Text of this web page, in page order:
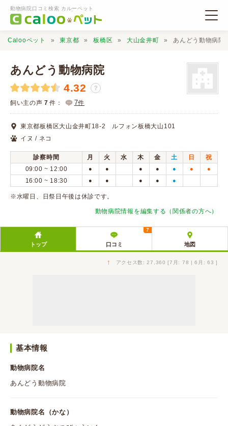
動物病院口コミ検索 カルーペット
動物病院検索
口コミ検索
Calooペットとは？
口コミ投稿
Calooペット 東京都 板橋区 大山金井町 あんどう動物病院
あんどう動物病院
4.32 ？
飼い主の声 7 件： 7件
東京都板橋区大山金井町18-2 ルフォン板橋大山101
イヌ / ネコ
診察時間 月 火 水 木 金 土 日
祝
09:00 ~ 12:00
● ● ● ● ● ● ●
16:00 ~ 18:30 ● ● ● ● ●
※水曜日、日祭日午後は休診です。
動物病院情報を編集する（関係者の方へ）
トップ 口コミ
7
地図
↑ アクセス数: 27,360 [7月: 78 | 6月: 63 ]
基本情報
動物病院名
あんどう動物病院
動物病院名（かな）